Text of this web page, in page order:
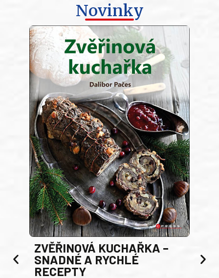
Novinky
ZVĚŘINOVÁ KUCHAŘKA –
SNADNÉ A RYCHLÉ
RECEPTY